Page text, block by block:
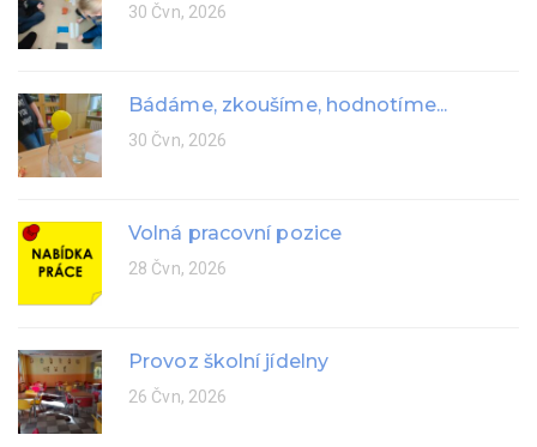
30 Čvn, 2026
Bádáme, zkoušíme, hodnotíme...
30 Čvn, 2026
Volná pracovní pozice
28 Čvn, 2026
Provoz školní jídelny
26 Čvn, 2026